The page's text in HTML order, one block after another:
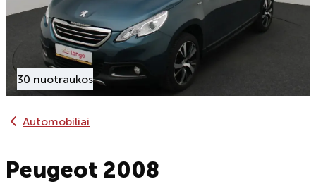
30 nuotraukos
Automobiliai
Peugeot 2008